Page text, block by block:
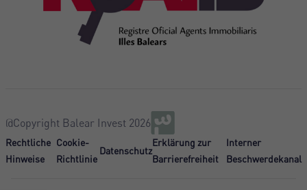
@Copyright Balear Invest 2026
Rechtliche
Hinweise
Cookie-
Richtlinie
Datenschutz
Erklärung zur
Barrierefreiheit
Interner
Beschwerdekanal